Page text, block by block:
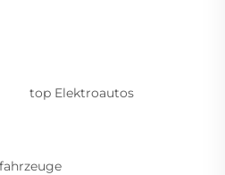
top Elektroautos